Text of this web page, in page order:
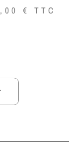
€ TTC